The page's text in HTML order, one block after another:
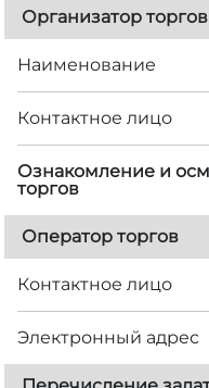
Организатор торгов
Наименование
Контактное лицо
Ознакомление и
торгов
Оператор торгов
Контактное лицо
Электронный адрес